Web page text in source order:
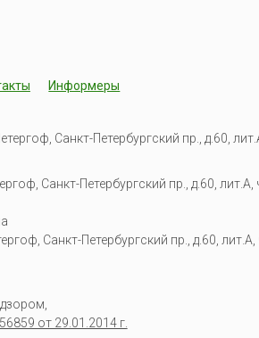
Информеры
Санкт-Петербургский пр., д.60,
Санкт-Петербургский пр., д.60,
Санкт-Петербургский пр., д.60,
от 29.01.2014 г.